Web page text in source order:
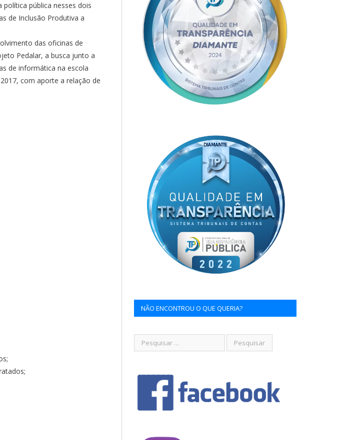
pública nesses dois
de Inclusão Produtiva a
das oficinas de
Pedalar, a busca junto a
de informática na escola
com aporte a relação de
NÃO ENCONTROU O QUE QUERIA?